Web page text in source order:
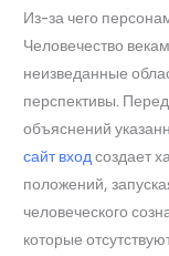
Из-за чего
Человечество
неизведанные
перспективы.
объяснений
сайт входсоздает
положений,
человеческого
которые